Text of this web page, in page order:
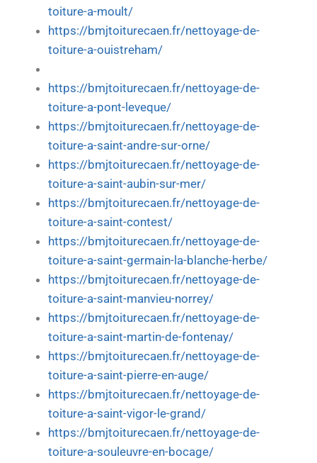
toiture-a-moult/
https://bmjtoiturecaen.fr/nettoyage-de-
toiture-a-ouistreham/
https://bmjtoiturecaen.fr/nettoyage-de-
toiture-a-pont-leveque/
https://bmjtoiturecaen.fr/nettoyage-de-
toiture-a-saint-andre-sur-orne/
https://bmjtoiturecaen.fr/nettoyage-de-
toiture-a-saint-aubin-sur-mer/
https://bmjtoiturecaen.fr/nettoyage-de-
toiture-a-saint-contest/
https://bmjtoiturecaen.fr/nettoyage-de-
toiture-a-saint-germain-la-blanche-herbe/
https://bmjtoiturecaen.fr/nettoyage-de-
toiture-a-saint-manvieu-norrey/
https://bmjtoiturecaen.fr/nettoyage-de-
toiture-a-saint-martin-de-fontenay/
https://bmjtoiturecaen.fr/nettoyage-de-
toiture-a-saint-pierre-en-auge/
https://bmjtoiturecaen.fr/nettoyage-de-
toiture-a-saint-vigor-le-grand/
https://bmjtoiturecaen.fr/nettoyage-de-
toiture-a-souleuvre-en-bocage/